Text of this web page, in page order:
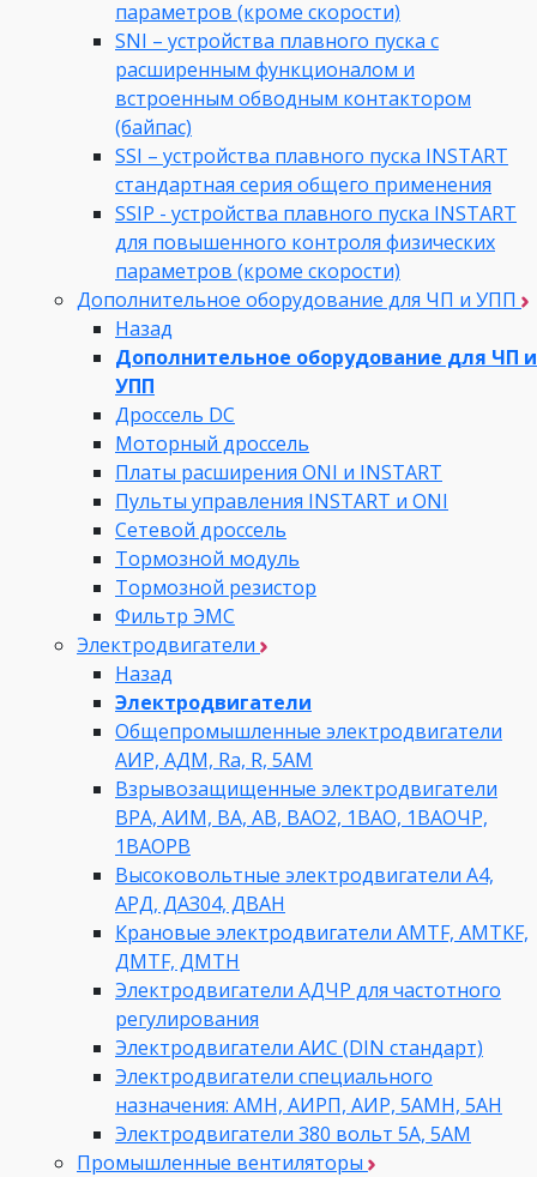
параметров (кроме скорости)
SNI – устройства плавного пуска с
расширенным функционалом и
встроенным обводным контактором
(байпас)
SSI – устройства плавного пуска INSTART
стандартная серия общего применения
SSIP - устройства плавного пуска INSTART
для повышенного контроля физических
параметров (кроме скорости)
Дополнительное оборудование для ЧП и УПП
Назад
Дополнительное оборудование для ЧП и
УПП
Дроссель DC
Моторный дроссель
Платы расширения ONI и INSTART
Пульты управления INSTART и ONI
Сетевой дроссель
Тормозной модуль
Тормозной резистор
Фильтр ЭМС
Электродвигатели
Назад
Электродвигатели
Общепромышленные электродвигатели
АИР, АДМ, Ra, R, 5AM
Взрывозащищенные электродвигатели
ВРА, АИМ, ВА, АВ, ВАO2, 1ВАО, 1ВАОЧР,
1ВАОРВ
Высоковольтные электродвигатели A4,
АРД, ДАЗ04, ДВАН
Крановые электродвигатели AMTF, AMTKF,
ДMTF, ДМТН
Электродвигатели АДЧР для частотного
регулирования
Электродвигатели АИС (DIN стандарт)
Электродвигатели специального
назначения: АМН, АИРП, АИР, 5АМН, 5АН
Электродвигатели 380 вольт 5А, 5АМ
Промышленные вентиляторы